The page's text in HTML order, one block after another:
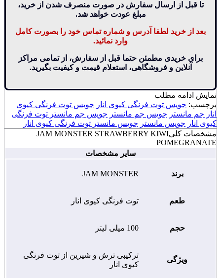
تا قبل از ارسال سفارش در صورت منصرف شدن از خرید،
مبلغ عودت خواهد شد.
بعد از خرید لطفا آدرس و شماره تماس خود را بصورت کامل
وارد نمائید.
برای خریدی مطمئن حتما قبل از سفارش، از تمامی مراکز
آنلاین و فروشگاهی، استعلام قیمت و کیفیت بگیرید.
نمایش ادامه مطلب
برچسب: جویس توت فرنگی کیوی انار جویس توت فرنگی کیوی
انار جم مانستر جویس جم مانستر جویس جم مانستر توت فرنگی
کیوی انار جویس مانستر جویس مانستر توت فرنگی کیوی انار
مشخصات کلیJAM MONSTER STRAWBERRY KIWI
POMEGRANATE
سایر مشخصات
برند JAM MONSTER
طعم توت فرنگی کیوی انار
حجم 100 میلی لیتر
ویژگی
ترکیبی ترش و شیرین از توت فرنگی
کیوی انار